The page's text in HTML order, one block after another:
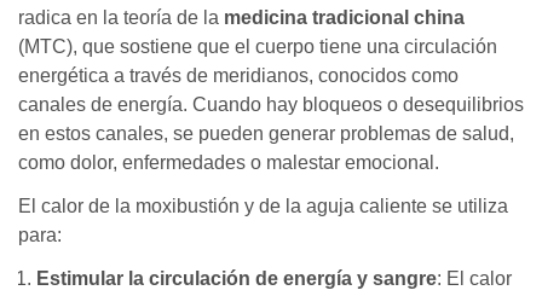
radica en la teoría de la medicina tradicional china
(MTC), que sostiene que el cuerpo tiene una circulación
energética a través de meridianos, conocidos como
canales de energía. Cuando hay bloqueos o desequilibrios
en estos canales, se pueden generar problemas de salud,
como dolor, enfermedades o malestar emocional.
El calor de la moxibustión y de la aguja caliente se utiliza
para:
Estimular la circulación de energía y sangre: El calor